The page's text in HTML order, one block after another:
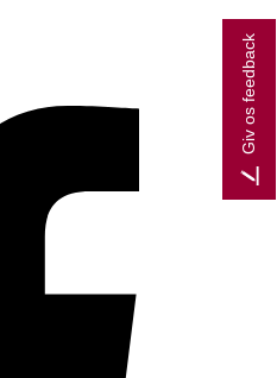
Giv os feedback